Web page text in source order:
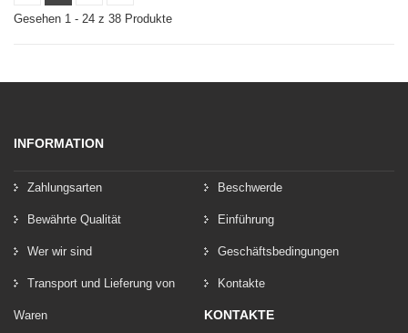
Gesehen 1 - 24 z 38 Produkte
INFORMATION
Zahlungsarten Beschwerde
Bewährte Qualität Einführung
Wer wir sind Geschäftsbedingungen
Transport und Lieferung von
Waren
Kontakte
KONTAKTE